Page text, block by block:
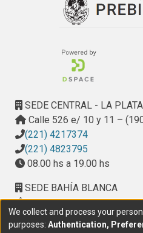
SEDE CENTRAL - LA PLATA
Calle 526 e/ 10 y 11 –
(221) 4217374
(221) 4823795
08.00 hs a 19.00 hs
SEDE BAHÍA BLANCA
Calle Ciudad de Cali 320
Provincial del Sudoeste
We collect and process your
purposes: Authentication,